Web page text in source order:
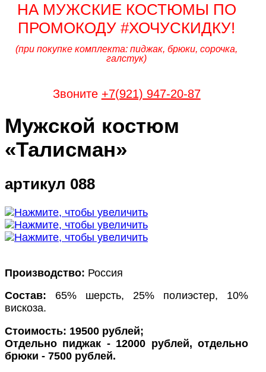
НА МУЖСКИЕ КОСТЮМЫ ПО
ПРОМОКОДУ #ХОЧУСКИДКУ!
(при покупке комплекта: пиджак, брюки, сорочка,
галстук)
Звоните +7(921) 947-20-87
Мужской костюм
«Талисман»
артикул 088
Производство: Россия
Состав: 65% шерсть, 25% полиэстер, 10%
вискоза.
Стоимость: 19500 рублей;
Отдельно пиджак - 12000 рублей, отдельно
брюки - 7500 рублей.